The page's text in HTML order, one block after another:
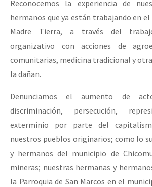
Reconocemos la experiencia de
hermanos que ya están trabajando en el
Madre Tierra, a través del
organizativo con acciones de
comunitarias, medicina tradicional y
la dañan.
Denunciamos el aumento de
discriminación, persecución,
exterminio por parte del
nuestros pueblos originarios; como lo
y hermanos del municipio de
mineras; nuestras hermanas y
la Parroquia de San Marcos en el